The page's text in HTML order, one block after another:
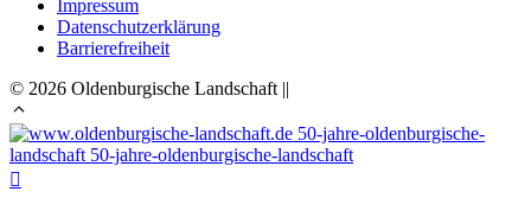
Impressum
Datenschutzerklärung
Barrierefreiheit
© 2026 Oldenburgische Landschaft ||